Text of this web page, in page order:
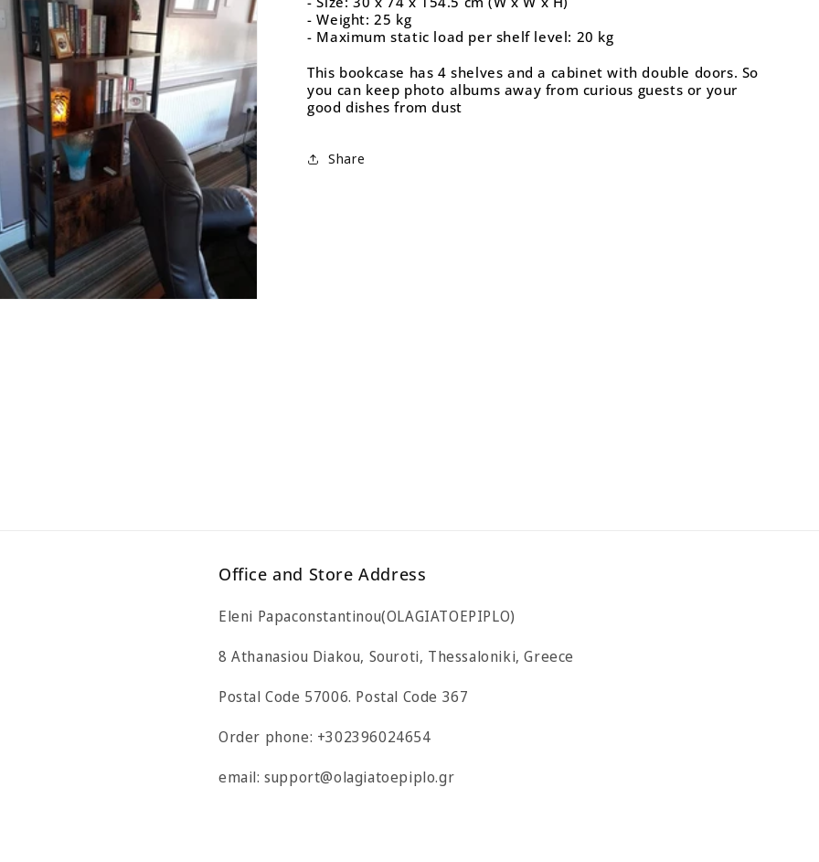
- Weight: 25 kg
- Maximum static load per shelf level: 20 kg
This bookcase has 4 shelves and a cabinet with double doors. So
you can keep photo albums away from curious guests or your
good dishes from dust
Share
Office and Store Address
Eleni Papaconstantinou(OLAGIATOEPIPLO)
8 Athanasiou Diakou, Souroti, Thessaloniki, Greece
Postal Code 57006. Postal Code 367
Order phone: +302396024654
email: support@olagiatoepiplo.gr